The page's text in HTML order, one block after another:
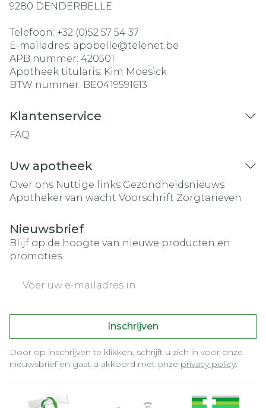
9280 DENDERBELLE
Telefoon: +32 (0)52 57 54 37
E-mailadres: apobelle@telenet.be
APB nummer: 420501
Apotheek titularis: Kim Moesick
BTW nummer: BE0419591613
Klantenservice
FAQ
Uw apotheek
Over ons Nuttige links Gezondheidsnieuws
Apotheker van wacht Voorschrift Zorgtarieven
Nieuwsbrief
Blijf op de hoogte van nieuwe producten en
promoties
Inschrijven
Door op inschrijven te klikken, schrijft u zich in voor onze
nieuwsbrief en gaat u akkoord met onze privacy policy.